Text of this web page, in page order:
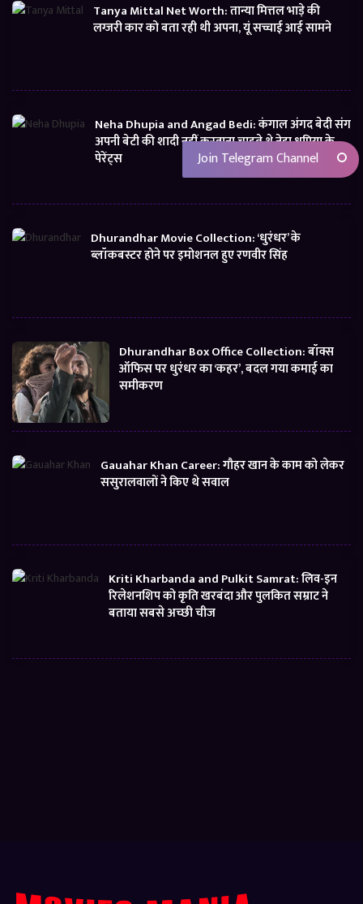
Tanya Mittal Net Worth: तान्या मित्तल भाड़े की
लग्जरी कार को बता रही थी अपना, यूं सच्चाई आई सामने
Neha Dhupia and Angad Bedi: कंगाल अंगद बेदी संग
अपनी बेटी की शादी नहीं करवाना चाहते थे नेहा धूपिया के
पेरेंट्स
Dhurandhar Movie Collection: ‘धुरंधर’ के
ब्लॉकबस्टर होने पर इमोशनल हुए रणवीर सिंह
Dhurandhar Box Office Collection: बॉक्स
ऑफिस पर धुरंधर का ‘कहर’, बदल गया कमाई का
समीकरण
Gauahar Khan Career: गौहर खान के काम को लेकर
ससुरालवालों ने किए थे सवाल
Kriti Kharbanda and Pulkit Samrat: लिव-इन
रिलेशनशिप को कृति खरबंदा और पुलकित सम्राट ने
बताया सबसे अच्छी चीज
Join Telegram Channel